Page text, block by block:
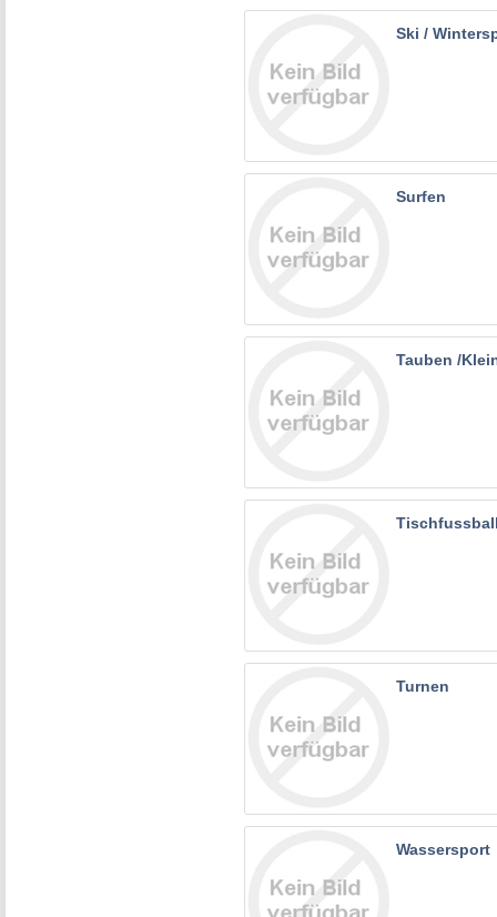
Ski /
Surfen
Tauben /
Turnen
Wassersport